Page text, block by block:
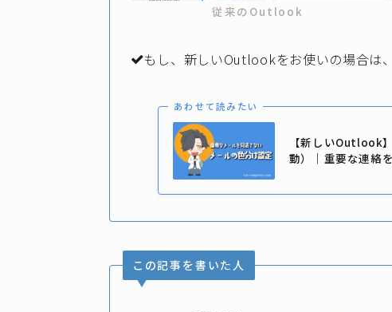
従来のOutlook
もし、新しいOutlookをお使いの場合は
あわせて読みたい
【新しいOutlook
動）｜重要な連絡
この記事を書いた人